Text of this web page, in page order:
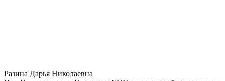
Разина Дарья Николаевна